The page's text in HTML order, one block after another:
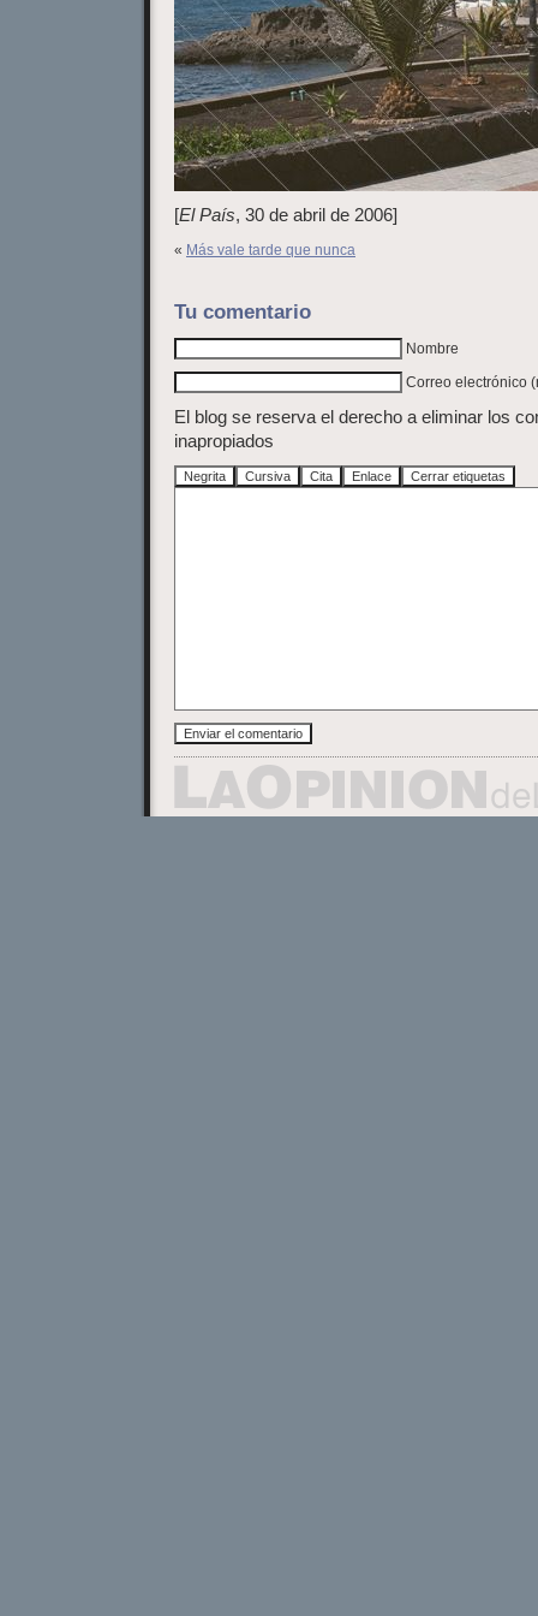
[El País, 30 de abril de 2006]
« Más vale tarde que nunca
Tu comentario
Nombre
Correo electrónico
El blog se reserva el derecho a eliminar los
inapropiados